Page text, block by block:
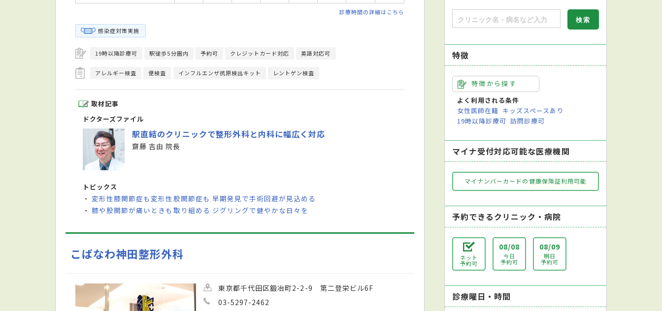
診療時間の詳細はこちら
感染症対策実施
19時以降診療可 駅徒歩5分圏内 予約可 クレジットカード対応 英語対応可
アレルギー検査 便検査 インフルエンザ抗原検出キット レントゲン検査
取材記事
ドクターズファイル
駅直結のクリニックで整形外科と内科に幅広く対応
齋藤 吉由 院長
トピックス
・変形性膝関節症も変形性股関節症も 早期発見で手術回避が見込める
・ 膝や股関節が痛いときも取り組める ジグリングで健やかな日々を
こばなわ神田整形外科
東京都千代田区鍛冶町2-2-9 第二登栄ビル6F
03-5297-2462
特徴
特徴から探す
よく利用される条件
女性医師在籍 キッズスペースあり
19時以降診療可 訪問診療可
マイナ受付対応可能な医療機関
マイナンバーカードの健康保険証利用可能
予約できるクリニック・病院
ネット
予約可
08/08
今日
予約可
08/09
明日
予約可
診療曜日・時間